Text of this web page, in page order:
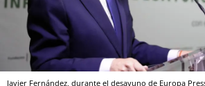
Javier Fernández, durante el desayuno de Europa